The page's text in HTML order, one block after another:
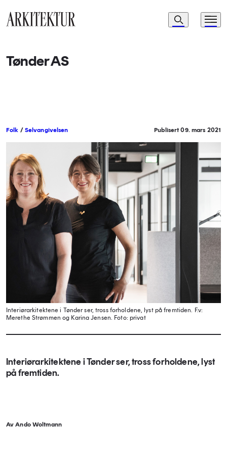
Navigasjon
Søk Meny
Tønder AS
Folk / Selvangivelsen Publisert 09. mars 2021
Interiørarkitektene i Tønder ser, tross forholdene, lyst på fremtiden. F.v:
Merethe Strømmen og Karina Jensen. Foto: privat
Interiørarkitektene i Tønder ser, tross forholdene, lyst
på fremtiden.
Av Ando Woltmann